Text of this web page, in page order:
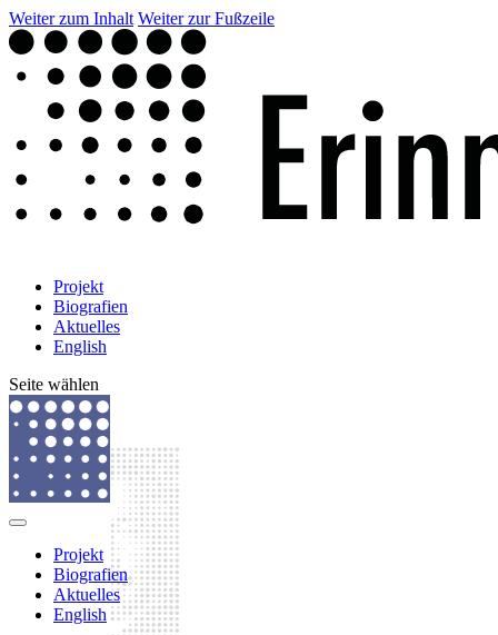
Weiter zum Inhalt Weiter zur Fußzeile
Projekt
Biografien
Aktuelles
English
Seite wählen
Projekt
Biografien
Aktuelles
English